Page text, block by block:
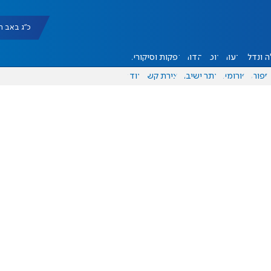
כ"ג באב תשפ"ו
ונדל"ן דעות אוכל יהדות הפקות וסיקורים
ספורט פורומים אתר ישיבה יצירת קשר עוד